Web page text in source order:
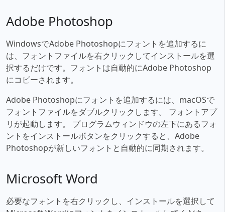
Adobe Photoshop
WindowsでAdobe Photoshopにフォントを追加するに
は、フォントファイルを右クリックしてインストールを選
択するだけです。フォントは自動的にAdobe Photoshop
にコピーされます。
Adobe Photoshopにフォントを追加するには、macOSで
フォントファイルをダブルクリックします。 フォントアプ
リが起動します。 プログラムウィンドウの左下にあるフォ
ントをインストールボタンをクリックすると、Adobe
Photoshopが新しいフォントと自動的に同期されます。
Microsoft Word
必要なフォントを右クリックし、インストールを選択して